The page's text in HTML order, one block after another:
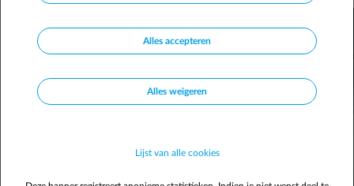
Alles accepteren
Alles weigeren
Lijst van alle cookies